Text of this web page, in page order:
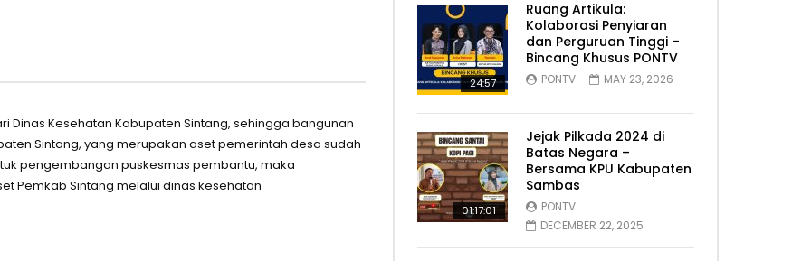
Dinas Kesehatan Kabupaten Sintang, sehingga bangunan
Sintang, yang merupakan aset pemerintah desa sudah
pengembangan puskesmas pembantu, maka
Pemkab Sintang melalui dinas kesehatan
24:57
Ruang Artikula:
Kolaborasi Penyiaran
dan Perguruan Tinggi –
Bincang Khusus PONTV
PONTV MAY 23, 2026
01:17:01
Jejak Pilkada 2024 di
Batas Negara –
Bersama KPU Kabupaten
Sambas
PONTV
DECEMBER 22, 2025